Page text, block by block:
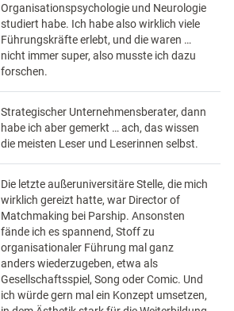
Organisationspsychologie und Neurologie
studiert habe. Ich habe also wirklich viele
Führungskräfte erlebt, und die waren …
nicht immer super, also musste ich dazu
forschen.
Strategischer Unternehmensberater, dann
habe ich aber gemerkt … ach, das wissen
die meisten Leser und Leserinnen selbst.
Die letzte außeruniversitäre Stelle, die mich
wirklich gereizt hatte, war Director of
Matchmaking bei Parship. Ansonsten
fände ich es spannend, Stoff zu
organisationaler Führung mal ganz
anders wiederzugeben, etwa als
Gesellschaftsspiel, Song oder Comic. Und
ich würde gern mal ein Konzept umsetzen,